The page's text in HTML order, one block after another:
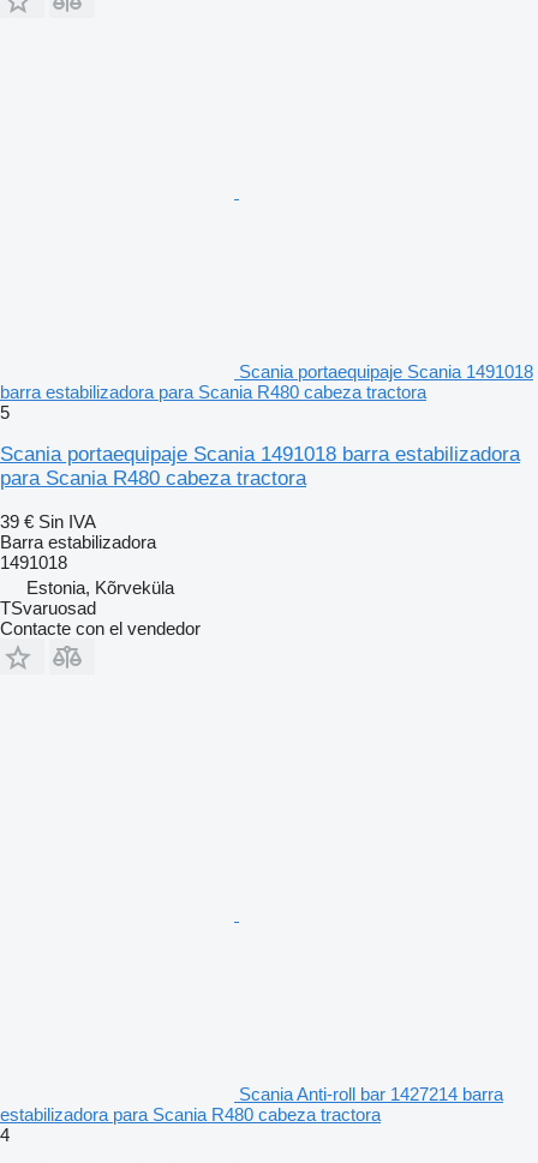
Scania portaequipaje Scania 1491018
barra estabilizadora para Scania R480 cabeza tractora
5
Scania portaequipaje Scania 1491018 barra estabilizadora
para Scania R480 cabeza tractora
39 € Sin IVA
Barra estabilizadora
1491018
Estonia, Kõrveküla
TSvaruosad
Contacte con el vendedor
Scania Anti-roll bar 1427214 barra
estabilizadora para Scania R480 cabeza tractora
4